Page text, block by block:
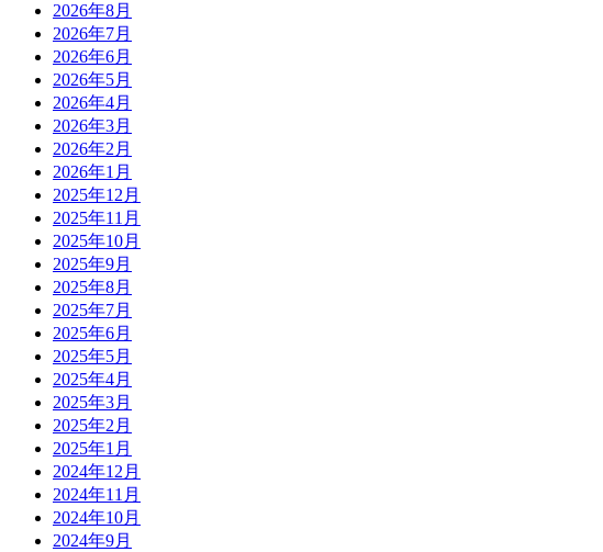
2026年8月
2026年7月
2026年6月
2026年5月
2026年4月
2026年3月
2026年2月
2026年1月
2025年12月
2025年11月
2025年10月
2025年9月
2025年8月
2025年7月
2025年6月
2025年5月
2025年4月
2025年3月
2025年2月
2025年1月
2024年12月
2024年11月
2024年10月
2024年9月